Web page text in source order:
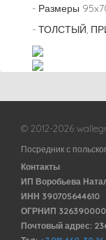
- Размеры
- ТОЛСТЫЙ,
© 2012-2026
Посредник с
Контакты
ИП Воробьева
ИНН 390705644610
ОГРНИП
Почтовый адрес: